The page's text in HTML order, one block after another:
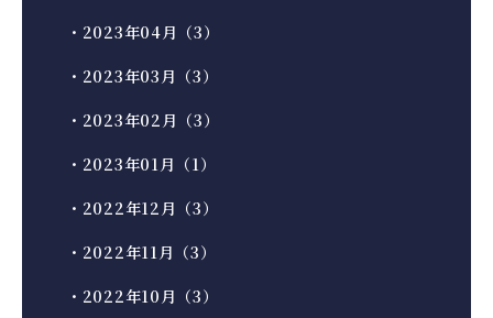
・2023年04月（3）
・2023年03月（3）
・2023年02月（3）
・2023年01月（1）
・2022年12月（3）
・2022年11月（3）
・2022年10月（3）